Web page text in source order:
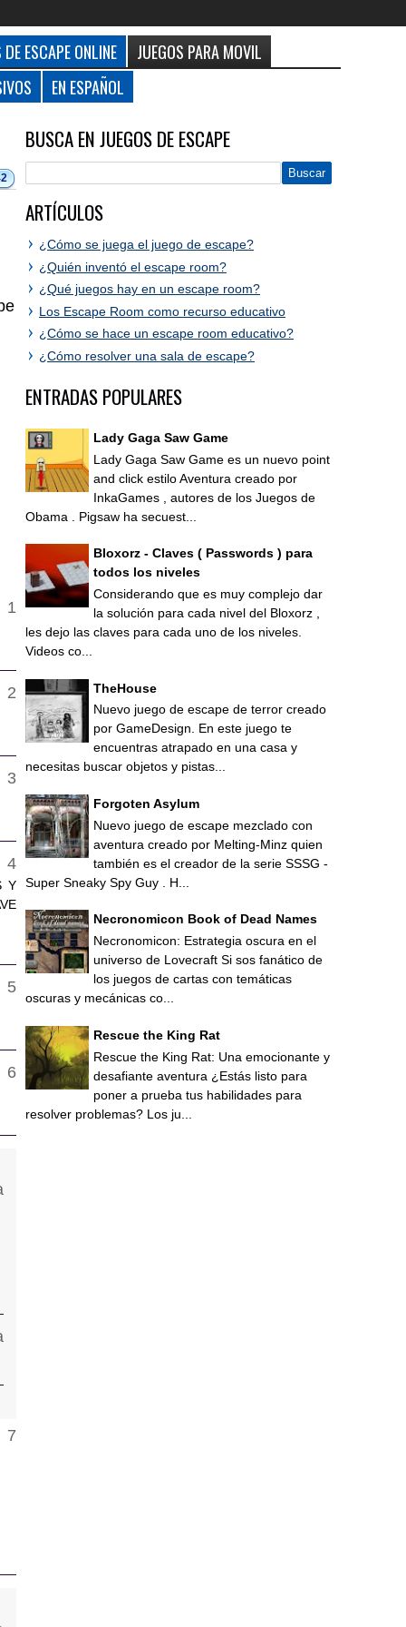
ESCAPE ONLINE
JUEGOS PARA MOVIL
EN ESPAÑOL
Y
BUSCA EN JUEGOS DE ESCAPE
ARTÍCULOS
¿Cómo se juega el juego de escape?
¿Quién inventó el escape room?
¿Qué juegos hay en un escape room?
Los Escape Room como recurso educativo
¿Cómo se hace un escape room educativo?
¿Cómo resolver una sala de escape?
ENTRADAS POPULARES
Lady Gaga Saw Game
Lady Gaga Saw Game es un nuevo point
and click estilo Aventura creado por
InkaGames , autores de los Juegos de
Obama . Pigsaw ha secuest...
Bloxorz - Claves ( Passwords ) para
todos los niveles
Considerando que es muy complejo dar
la solución para cada nivel del Bloxorz ,
les dejo las claves para cada uno de los niveles.
Videos co...
TheHouse
Nuevo juego de escape de terror creado
por GameDesign. En este juego te
encuentras atrapado en una casa y
necesitas buscar objetos y pistas...
Forgoten Asylum
Nuevo juego de escape mezclado con
aventura creado por Melting-Minz quien
también es el creador de la serie SSSG -
Super Sneaky Spy Guy . H...
Necronomicon Book of Dead Names
Necronomicon: Estrategia oscura en el
universo de Lovecraft Si sos fanático de
los juegos de cartas con temáticas
oscuras y mecánicas co...
Rescue the King Rat
Rescue the King Rat: Una emocionante y
desafiante aventura ¿Estás listo para
poner a prueba tus habilidades para
resolver problemas? Los ju...